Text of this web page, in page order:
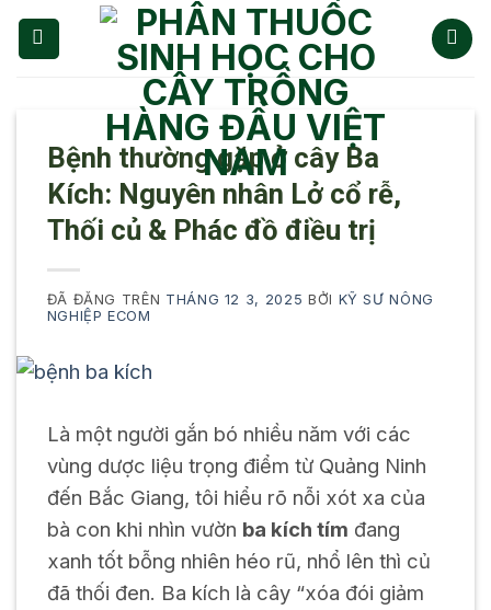
Chuyển
đến
Bệnh thường gặp ở cây Ba
Kích: Nguyên nhân Lở cổ rễ,
Thối củ & Phác đồ điều trị
ĐÃ ĐĂNG TRÊN THÁNG 12 3, 2025 BỞI KỸ SƯ NÔNG
NGHIỆP ECOM
Là một người gắn bó nhiều năm với các
vùng dược liệu trọng điểm từ Quảng Ninh
đến Bắc Giang, tôi hiểu rõ nỗi xót xa của
bà con khi nhìn vườn ba kích tím đang
xanh tốt bỗng nhiên héo rũ, nhổ lên thì củ
đã thối đen. Ba kích là cây “xóa đói giảm